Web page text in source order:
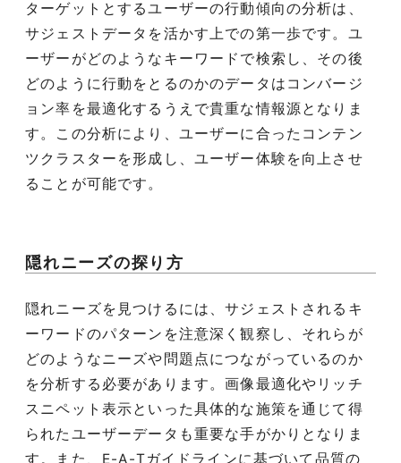
ターゲットとするユーザーの行動傾向の分析は、
サジェストデータを活かす上での第一歩です。ユ
ーザーがどのようなキーワードで検索し、その後
どのように行動をとるのかのデータはコンバージ
ョン率を最適化するうえで貴重な情報源となりま
す。この分析により、ユーザーに合ったコンテン
ツクラスターを形成し、ユーザー体験を向上させ
ることが可能です。
隠れニーズの探り方
隠れニーズを見つけるには、サジェストされるキ
ーワードのパターンを注意深く観察し、それらが
どのようなニーズや問題点につながっているのか
を分析する必要があります。画像最適化やリッチ
スニペット表示といった具体的な施策を通じて得
られたユーザーデータも重要な手がかりとなりま
す。また、E-A-Tガイドラインに基づいて品質の